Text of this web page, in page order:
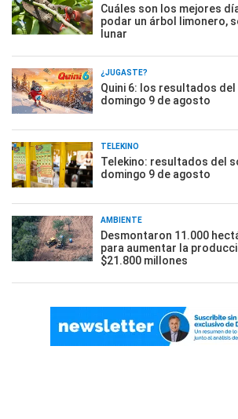
Cuáles son los mejores
podar un árbol limonero,
lunar
¿JUGASTE?
Quini 6: los resultados
domingo 9 de agosto
TELEKINO
Telekino: resultados del
domingo 9 de agosto
AMBIENTE
Desmontaron 11.000
para aumentar la
$21.800 millones